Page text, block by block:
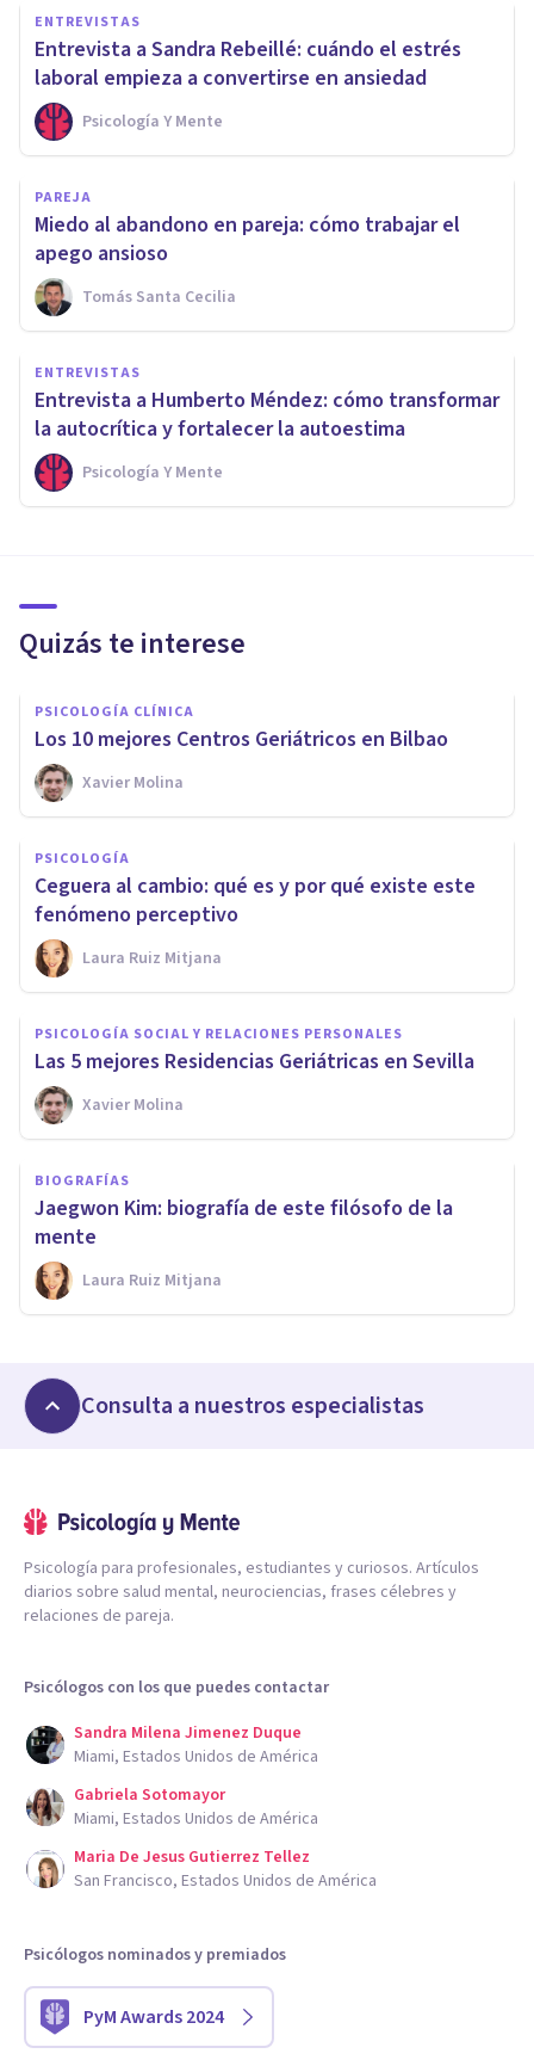
ENTREVISTAS
Entrevista a Sandra Rebeillé: cuándo el estrés
laboral empieza a convertirse en ansiedad
Psicología Y Mente
PAREJA
Miedo al abandono en pareja: cómo trabajar el
apego ansioso
Tomás Santa Cecilia
ENTREVISTAS
Entrevista a Humberto Méndez: cómo transformar
la autocrítica y fortalecer la autoestima
Psicología Y Mente
Quizás te interese
PSICOLOGÍA CLÍNICA
Los 10 mejores Centros Geriátricos en Bilbao
Xavier Molina
PSICOLOGÍA
Ceguera al cambio: qué es y por qué existe este
fenómeno perceptivo
Laura Ruiz Mitjana
PSICOLOGÍA SOCIAL Y RELACIONES PERSONALES
Las 5 mejores Residencias Geriátricas en Sevilla
Xavier Molina
BIOGRAFÍAS
Jaegwon Kim: biografía de este filósofo de la
mente
Laura Ruiz Mitjana
Consulta a nuestros especialistas
Psicología para profesionales, estudiantes y curiosos. Artículos
diarios sobre salud mental, neurociencias, frases célebres y
relaciones de pareja.
Psicólogos con los que puedes contactar
Sandra Milena Jimenez Duque
Miami, Estados Unidos de América
Gabriela Sotomayor
Miami, Estados Unidos de América
Maria De Jesus Gutierrez Tellez
San Francisco, Estados Unidos de América
Psicólogos nominados y premiados
PyM Awards 2024